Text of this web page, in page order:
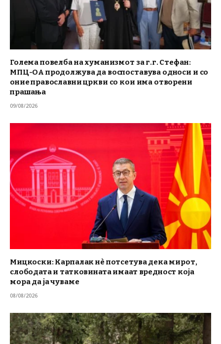
Голема повелба на хуманизмот за г.г. Стефан:
МПЦ-ОА продолжува да воспоставува односи и со
оние православни цркви со кои има отворени
прашања
09/08/2026
Мицкоски: Карпалак нè потсетува дека мирот,
слободата и татковината имаат вредност која
мора да ја чуваме
08/08/2026